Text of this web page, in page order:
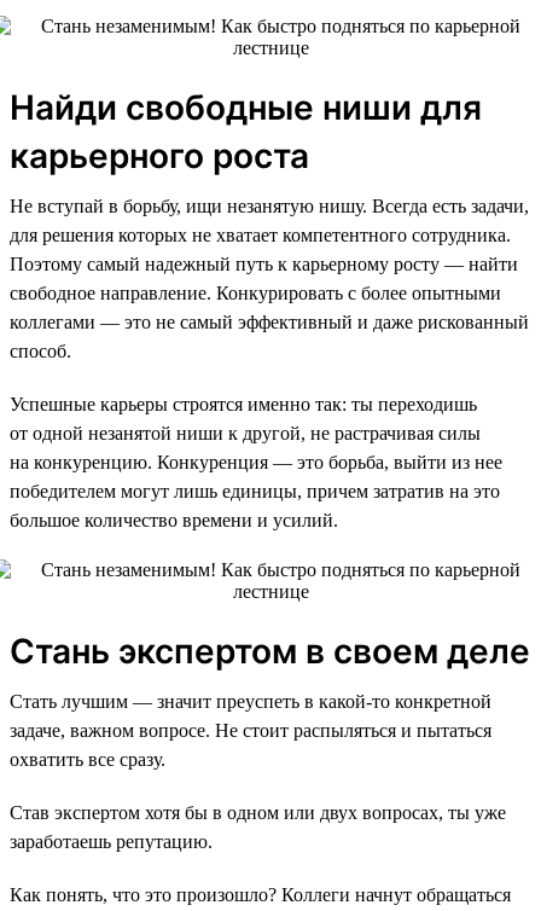
Найди свободные ниши для
карьерного роста
Не вступай в борьбу, ищи незанятую нишу. Всегда есть задачи,
для решения которых не хватает компетентного сотрудника.
Поэтому самый надежный путь к карьерному росту — найти
свободное направление. Конкурировать с более опытными
коллегами — это не самый эффективный и даже рискованный
способ.
Успешные карьеры строятся именно так: ты переходишь
от одной незанятой ниши к другой, не растрачивая силы
на конкуренцию. Конкуренция — это борьба, выйти из нее
победителем могут лишь единицы, причем затратив на это
большое количество времени и усилий.
Стань экспертом в своем деле
Стать лучшим — значит преуспеть в какой-то конкретной
задаче, важном вопросе. Не стоит распыляться и пытаться
охватить все сразу.
Став экспертом хотя бы в одном или двух вопросах, ты уже
заработаешь репутацию.
Как понять, что это произошло? Коллеги начнут обращаться